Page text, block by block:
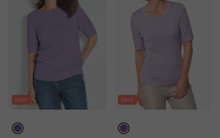
SALE SALE